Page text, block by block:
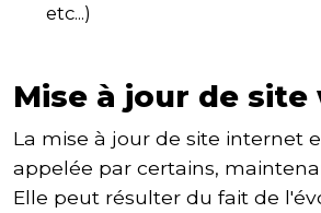
etc...)
Mise à jour de site
La mise à jour de site internet
appelée par certains,
Elle peut résulter du fait de